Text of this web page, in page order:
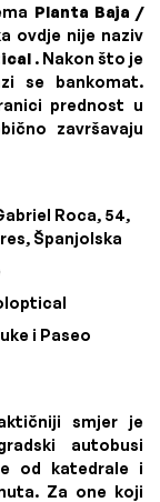
Planta Baja /
ovdje nije naziv
. Nakon što je
se bankomat.
prednost u
završavaju
Roca, 54,
Španjolska
i Paseo
smjer je
autobusi
od katedrale i
Za one koji